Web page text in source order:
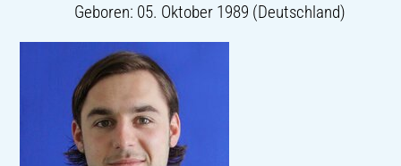
Geboren: 05. Oktober 1989 (Deutschland)